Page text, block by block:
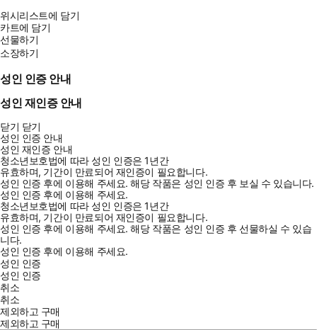
위시리스트에 담기
카트에 담기
선물하기
소장하기
성인 인증 안내
성인 재인증 안내
닫기 닫기
성인 인증 안내
성인 재인증 안내
청소년보호법에 따라 성인 인증은 1년간
유효하며, 기간이 만료되어 재인증이 필요합니다.
성인 인증 후에 이용해 주세요.해당 작품은 성인 인증 후 보실 수 있습니다.
성인 인증 후에 이용해 주세요.
청소년보호법에 따라 성인 인증은 1년간
유효하며, 기간이 만료되어 재인증이 필요합니다.
성인 인증 후에 이용해 주세요.해당 작품은 성인 인증 후 선물하실 수 있습
니다.
성인 인증 후에 이용해 주세요.
성인 인증
성인 인증
취소
취소
제외하고 구매
제외하고 구매